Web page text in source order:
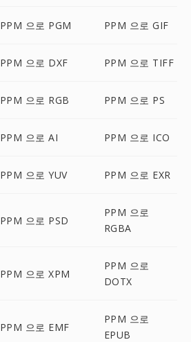
PPM 으로 PGM PPM 으로 GIF
PPM 으로 DXF PPM 으로 TIFF
PPM 으로 RGB PPM 으로 PS
PPM 으로 AI PPM 으로 ICO
PPM 으로 YUV PPM 으로 EXR
PPM 으로 PSD
PPM 으로
RGBA
PPM 으로 XPM
PPM 으로
DOTX
PPM 으로 EMF
PPM 으로
EPUB